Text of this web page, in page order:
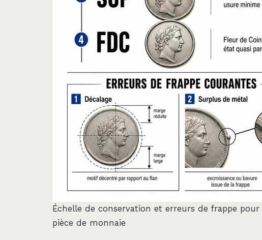
Échelle de conservation et erreurs de frappe
pièce de monnaie